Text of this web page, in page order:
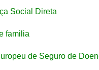
Social Direta
familia
de Seguro de